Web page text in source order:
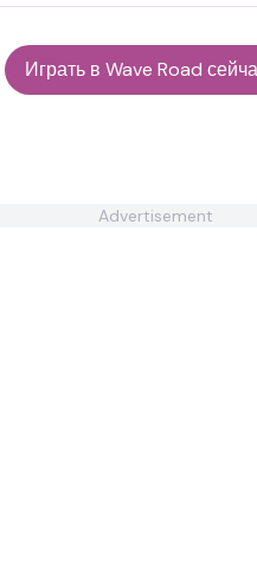
Играть в Wave Road
Advertisement